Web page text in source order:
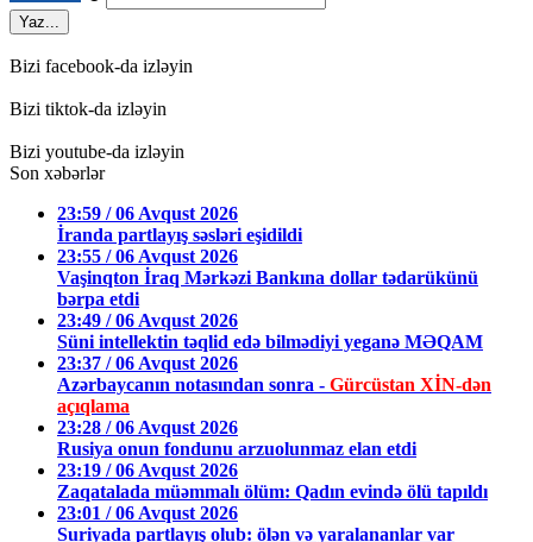
Yaz...
Bizi facebook-da izləyin
Bizi tiktok-da izləyin
Bizi youtube-da izləyin
Son xəbərlər
23:59 / 06 Avqust 2026
İranda partlayış səsləri eşidildi
23:55 / 06 Avqust 2026
Vaşinqton İraq Mərkəzi Bankına dollar tədarükünü
bərpa etdi
23:49 / 06 Avqust 2026
Süni intellektin təqlid edə bilmədiyi yeganə MƏQAM
23:37 / 06 Avqust 2026
Azərbaycanın notasından sonra - Gürcüstan XİN-dən
açıqlama
23:28 / 06 Avqust 2026
Rusiya onun fondunu arzuolunmaz elan etdi
23:19 / 06 Avqust 2026
Zaqatalada müəmmalı ölüm: Qadın evində ölü tapıldı
23:01 / 06 Avqust 2026
Suriyada partlayış olub: ölən və yaralananlar var